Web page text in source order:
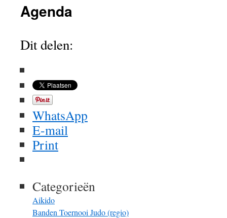
Agenda
Dit delen:
WhatsApp
E-mail
Print
Categorieën
Aikido
Banden Toernooi Judo (regio)